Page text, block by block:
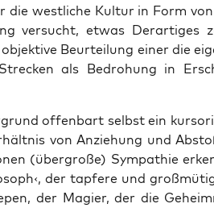
die west­li­che Kul­tur in Form
ver­sucht, etwas Der­ar­ti­ges
Beur­tei­lung einer die
als Bedro­hung in
offen­bart selbst ein
von Anzie­hung und
(über­gro­ße) Sym­pa­thie
der tap­fe­re und
der Magi­er, der die